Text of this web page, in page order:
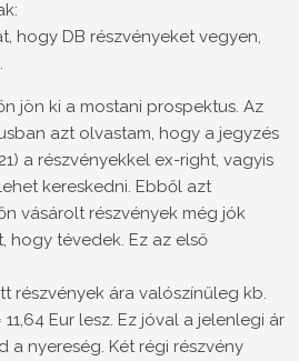
hogy DB részvényeket vegyen,
jön ki a mostani prospektus. Az
azt olvastam, hogy a jegyzés
a részvényekkel ex-right, vagyis
kereskedni. Ebből azt
vásárolt részvények még jók
hogy tévedek. Ez az első
részvények ára valószínűleg kb.
Eur lesz. Ez jóval a jelenlegi ár
a nyereség. Két régi részvény